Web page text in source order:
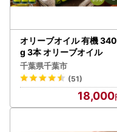
オリーブオイル 有機 340
g 3本 オリーブオイル
千葉県千葉市
(51)
18,000